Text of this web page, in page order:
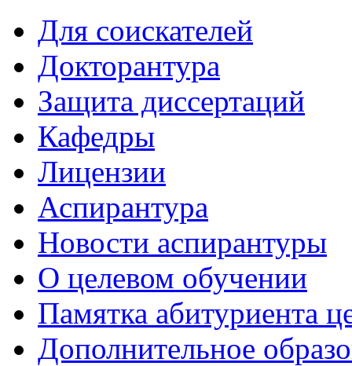
Для соискателей
Докторантура
Защита диссертаций
Кафедры
Лицензии
Аспирантура
Новости аспирантуры
О целевом обучении
Памятка абитуриента
Дополнительное